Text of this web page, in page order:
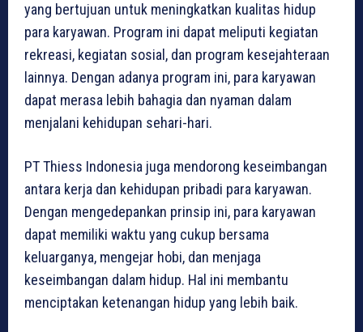
yang bertujuan untuk meningkatkan kualitas hidup
para karyawan. Program ini dapat meliputi kegiatan
rekreasi, kegiatan sosial, dan program kesejahteraan
lainnya. Dengan adanya program ini, para karyawan
dapat merasa lebih bahagia dan nyaman dalam
menjalani kehidupan sehari-hari.
PT Thiess Indonesia juga mendorong keseimbangan
antara kerja dan kehidupan pribadi para karyawan.
Dengan mengedepankan prinsip ini, para karyawan
dapat memiliki waktu yang cukup bersama
keluarganya, mengejar hobi, dan menjaga
keseimbangan dalam hidup. Hal ini membantu
menciptakan ketenangan hidup yang lebih baik.